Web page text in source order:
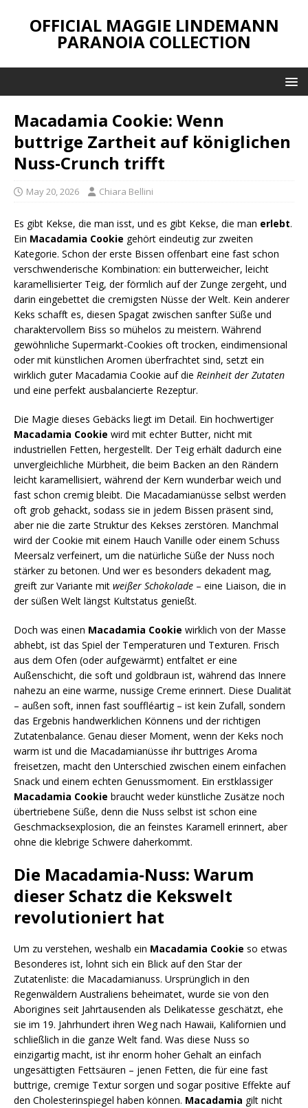
OFFICIAL MAGGIE LINDEMANN
PARANOIA COLLECTION
Macadamia Cookie: Wenn
buttrige Zartheit auf königlichen
Nuss-Crunch trifft
May 20, 2026 Chiara Bellini
Es gibt Kekse, die man isst, und es gibt Kekse, die man erlebt.
Ein Macadamia Cookie gehört eindeutig zur zweiten
Kategorie. Schon der erste Bissen offenbart eine fast schon
verschwenderische Kombination: ein butterweicher, leicht
karamellisierter Teig, der förmlich auf der Zunge zergeht, und
darin eingebettet die cremigsten Nüsse der Welt. Kein anderer
Keks schafft es, diesen Spagat zwischen sanfter Süße und
charaktervollem Biss so mühelos zu meistern. Während
gewöhnliche Supermarkt-Cookies oft trocken, eindimensional
oder mit künstlichen Aromen überfrachtet sind, setzt ein
wirklich guter Macadamia Cookie auf die Reinheit der Zutaten
und eine perfekt ausbalancierte Rezeptur.
Die Magie dieses Gebäcks liegt im Detail. Ein hochwertiger
Macadamia Cookie wird mit echter Butter, nicht mit
industriellen Fetten, hergestellt. Der Teig erhält dadurch eine
unvergleichliche Mürbheit, die beim Backen an den Rändern
leicht karamellisiert, während der Kern wunderbar weich und
fast schon cremig bleibt. Die Macadamianüsse selbst werden
oft grob gehackt, sodass sie in jedem Bissen präsent sind,
aber nie die zarte Struktur des Kekses zerstören. Manchmal
wird der Cookie mit einem Hauch Vanille oder einem Schuss
Meersalz verfeinert, um die natürliche Süße der Nuss noch
stärker zu betonen. Und wer es besonders dekadent mag,
greift zur Variante mit weißer Schokolade – eine Liaison, die in
der süßen Welt längst Kultstatus genießt.
Doch was einen Macadamia Cookie wirklich von der Masse
abhebt, ist das Spiel der Temperaturen und Texturen. Frisch
aus dem Ofen (oder aufgewärmt) entfaltet er eine
Außenschicht, die soft und goldbraun ist, während das Innere
nahezu an eine warme, nussige Creme erinnert. Diese Dualität
– außen soft, innen fast souffléartig – ist kein Zufall, sondern
das Ergebnis handwerklichen Könnens und der richtigen
Zutatenbalance. Genau dieser Moment, wenn der Keks noch
warm ist und die Macadamianüsse ihr buttriges Aroma
freisetzen, macht den Unterschied zwischen einem einfachen
Snack und einem echten Genussmoment. Ein erstklassiger
Macadamia Cookie braucht weder künstliche Zusätze noch
übertriebene Süße, denn die Nuss selbst ist schon eine
Geschmacksexplosion, die an feinstes Karamell erinnert, aber
ohne die klebrige Schwere daherkommt.
Die Macadamia-Nuss: Warum
dieser Schatz die Kekswelt
revolutioniert hat
Um zu verstehen, weshalb ein Macadamia Cookie so etwas
Besonderes ist, lohnt sich ein Blick auf den Star der
Zutatenliste: die Macadamianuss. Ursprünglich in den
Regenwäldern Australiens beheimatet, wurde sie von den
Aborigines seit Jahrtausenden als Delikatesse geschätzt, ehe
sie im 19. Jahrhundert ihren Weg nach Hawaii, Kalifornien und
schließlich in die ganze Welt fand. Was diese Nuss so
einzigartig macht, ist ihr enorm hoher Gehalt an einfach
ungesättigten Fettsäuren – jenen Fetten, die für eine fast
buttrige, cremige Textur sorgen und sogar positive Effekte auf
den Cholesterinspiegel haben können. Macadamia gilt nicht